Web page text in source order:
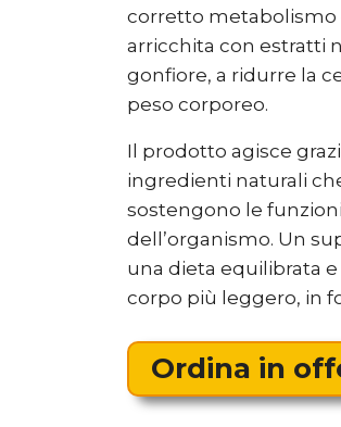
corretto metabolismo
arricchita con estratti
gonfiore, a ridurre la
peso corporeo.
Il prodotto agisce
ingredienti naturali
sostengono le
dell’organismo. Un
una dieta equilibrata
corpo più leggero, in
Ordina in